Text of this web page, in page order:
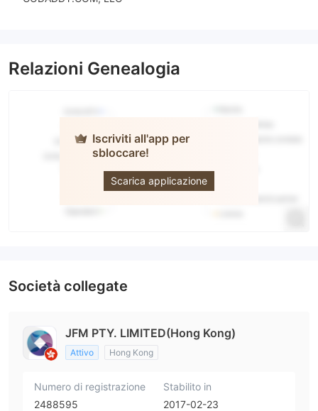
Relazioni Genealogia
Iscriviti all'app per
sbloccare!
Scarica applicazione
Società collegate
JFM PTY. LIMITED(Hong Kong)
Attivo Hong Kong
Numero di registrazione
2488595
Stabilito in
2017-02-23